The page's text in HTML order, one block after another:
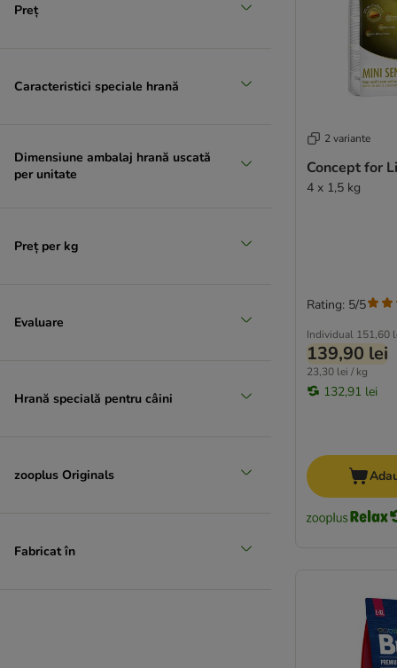
Dogs'n Tiger
Lupo Sensitiv
Magnussons
My Friend
Natural Woodland
Opti Life
Perfect Fit
Professional+
Preț
Caracteristici speciale hrană
Dimensiune ambalaj hrană uscată
per unitate
Preț per kg
Evaluare
Hrană specială pentru câini
zooplus Originals
Fabricat în
2 variante
Concept for
4 x 1,5 kg
Individual 151,60
139,90 lei
23,30 lei / kg
132,91 lei
Rating: 5/5